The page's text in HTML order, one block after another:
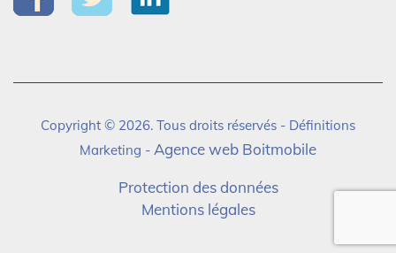
Copyright © 2026. Tous droits réservés - Définitions
Marketing - Agence web Boitmobile
Protection des données
Mentions légales